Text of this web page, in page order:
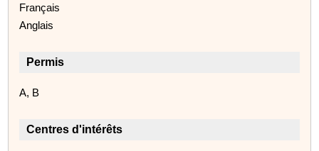
Français
Anglais
Permis
A, B
Centres d'intérêts